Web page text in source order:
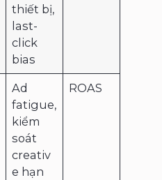
thiết bị,
last-
click
bias
Ad
fatigue,
kiểm
soát
creativ
e hạn
ROAS